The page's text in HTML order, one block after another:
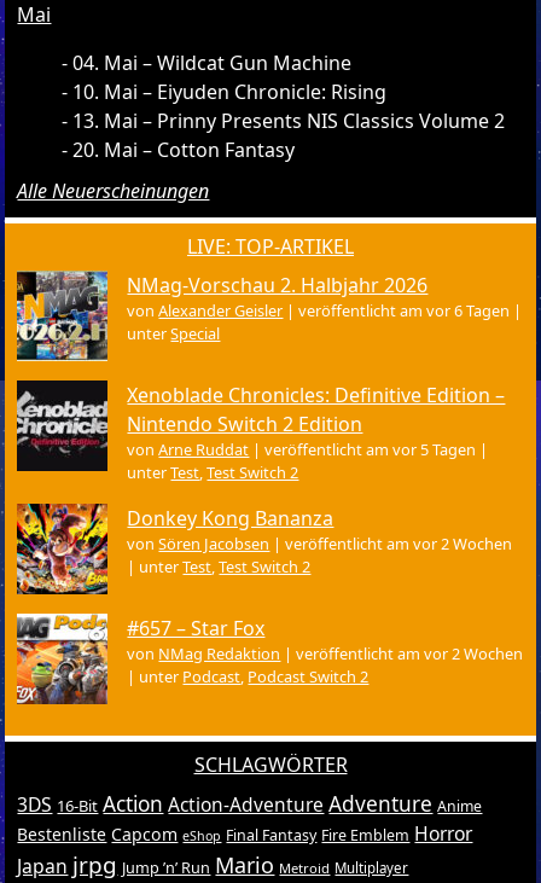
Mai
04. Mai – Wildcat Gun Machine
10. Mai – Eiyuden Chronicle: Rising
13. Mai – Prinny Presents NIS Classics Volume 2
20. Mai – Cotton Fantasy
Alle Neuerscheinungen
LIVE: TOP-ARTIKEL
NMag-Vorschau 2. Halbjahr 2026
vonAlexander Geisler |veröffentlicht am vor 6 Tagen |
unterSpecial
Xenoblade Chronicles: Definitive Edition –
Nintendo Switch 2 Edition
vonArne Ruddat |veröffentlicht am vor 5 Tagen |
unterTest,Test Switch 2
Donkey Kong Bananza
vonSören Jacobsen |veröffentlicht am vor 2 Wochen
| unterTest,Test Switch 2
#657 – Star Fox
von NMag Redaktion |veröffentlicht am vor 2 Wochen
| unter Podcast, Podcast Switch 2
SCHLAGWÖRTER
3DS 16-Bit Action Action-Adventure Adventure Anime
Bestenliste Capcom eShop Final Fantasy Fire Emblem Horror
Japan jrpg Jump ’n’ Run Mario Metroid Multiplayer